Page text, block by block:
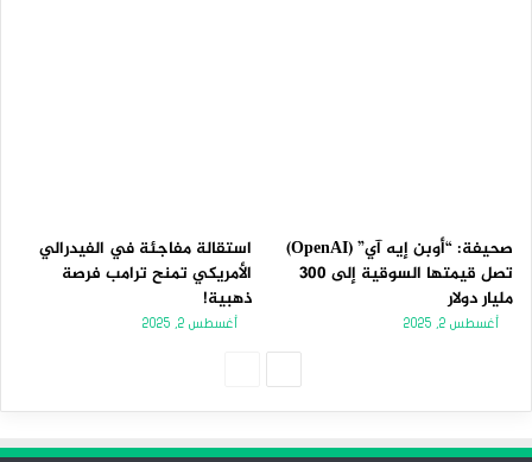
صحيفة: “أوبن إيه آي” (OpenAI)
تصل قيمتها السوقية إلى 300
مليار دولار
أغسطس 2, 2025
استقالة مفاجئة في الفيدرالي
الأمريكي تمنح ترامب فرصة
ذهبية!
أغسطس 2, 2025